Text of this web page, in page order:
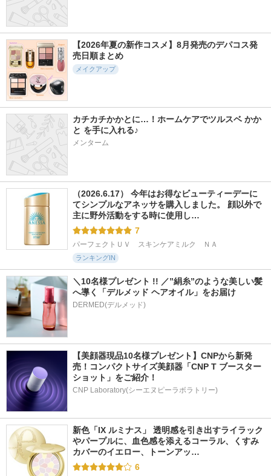
5.1
4485件
ポッピングシルエッ
トシャドウ
ケイト
影色リップメイカー
セザンヌ
ルージュデコルテ
クリームグロウ
5.3
1429件
フェアリーカールマ
スカラ
upink
5.5
1364件
アイデザイナー n
【2026年夏の新作コスメ】8月発売のデパコス発
売日順まとめ
メイクアップ
カチカチかかとに…！ホームケアでツルスベ かか
と を手に入れる♪
メンターム
（2026.6.17） 今年はお得なビューティーデーに
てシンプルなアネッサを購入しました。 顔以外で
主に野外活動をする時に使用し…
7
パーフェクトＵＶ　スキンケアミルク　ＮＡ
ランキングIN
＼10名様プレゼント !! ／”絹糸”のような美しい髪
へ導く「デルメッド ヘアオイル」をお届け
DERMED(デルメッド)
【美顔器現品10名様プレゼント】CNPから新発
売！コンパクトサイズ美顔器「CNP T ブースター
ショット」をご紹介！
CNP Laboratory(シーエヌピーラボラトリー)
新色「IX ルミナス」 透明感を引き出すライラック
やパープルに、血色感を添えるコーラル、くすみ
カバーのイエロー、トーンアッ…
6